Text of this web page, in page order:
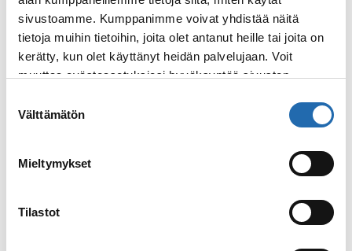
sivustoamme. Kumppanimme voivat yhdistää näitä
tietoja muihin tietoihin, joita olet antanut heille tai joita on
kerätty, kun olet käyttänyt heidän palvelujaan. Voit
muuttaa evästeasetuksiesi hyväksyntää sivuston
valinta
Välttämätön
Mieltymykset
Tilastot
Bruttotonnit: 92 250
Norwegian Dawn